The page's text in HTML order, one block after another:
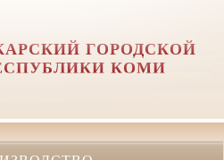
ГОРОДСКОЙ
КОМИ